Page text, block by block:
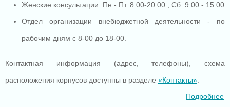
Женские консультации: Пн.- Пт. 8.00-20.00 , Сб. 9.00 - 15.00
Отдел организации внебюджетной деятельности - по
рабочим дням с 8-00 до 18-00.
Контактная информация (адрес, телефоны), схема
расположения корпусов доступны в разделе «Контакты»
Подробнее